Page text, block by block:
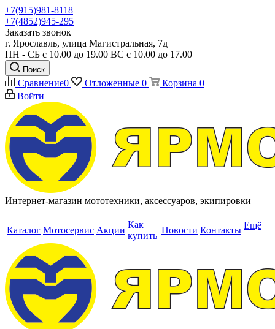
+7(915)981-8118
+7(4852)945-295
Заказать звонок
г. Ярославль, улица Магистральная, 7д
ПН - СБ с 10.00 до 19.00 ВС с 10.00 до 17.00
Поиск
Сравнение0 Отложенные 0 Корзина 0
Войти
Интернет-магазин мототехники, аксессуаров, экипировки
Каталог Мотосервис Акции
Как
купить
Новости Контакты Ещё